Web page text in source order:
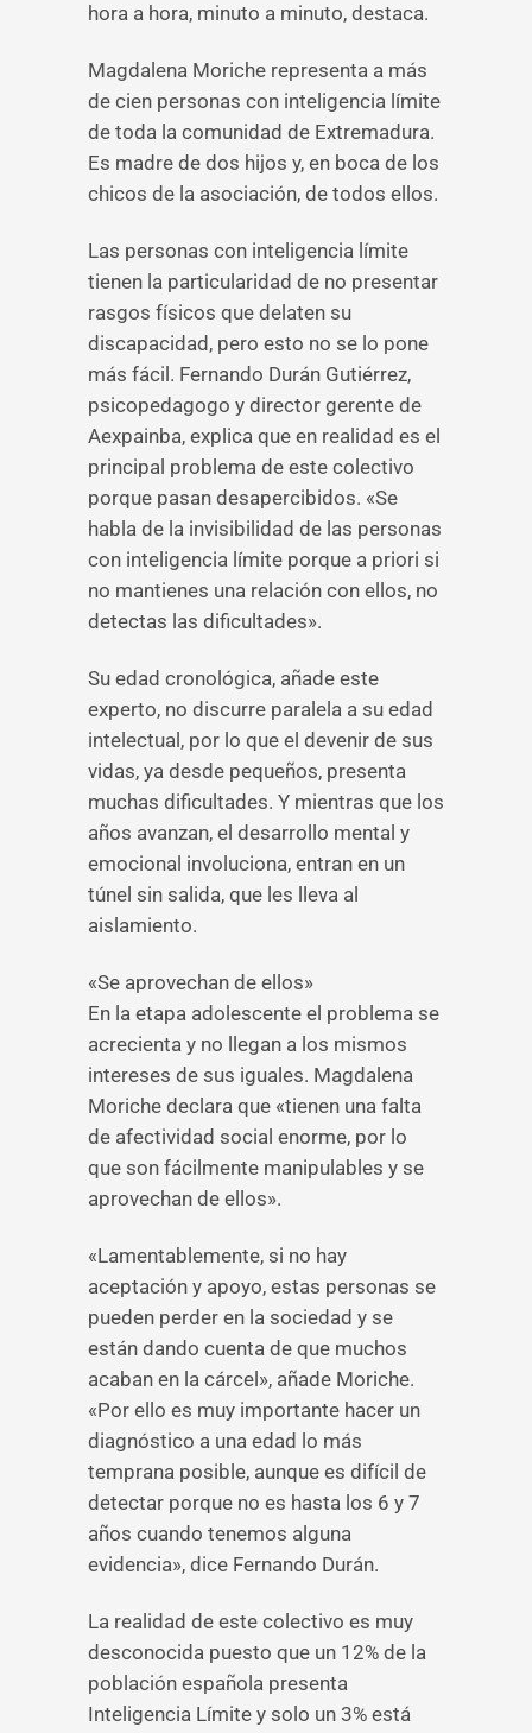
hora a hora, minuto a minuto, destaca.
Magdalena Moriche representa a más
de cien personas con inteligencia límite
de toda la comunidad de Extremadura.
Es madre de dos hijos y, en boca de los
chicos de la asociación, de todos ellos.
Las personas con inteligencia límite
tienen la particularidad de no presentar
rasgos físicos que delaten su
discapacidad, pero esto no se lo pone
más fácil. Fernando Durán Gutiérrez,
psicopedagogo y director gerente de
Aexpainba, explica que en realidad es el
principal problema de este colectivo
porque pasan desapercibidos. «Se
habla de la invisibilidad de las personas
con inteligencia límite porque a priori si
no mantienes una relación con ellos, no
detectas las dificultades».
Su edad cronológica, añade este
experto, no discurre paralela a su edad
intelectual, por lo que el devenir de sus
vidas, ya desde pequeños, presenta
muchas dificultades. Y mientras que los
años avanzan, el desarrollo mental y
emocional involuciona, entran en un
túnel sin salida, que les lleva al
aislamiento.
«Se aprovechan de ellos»
En la etapa adolescente el problema se
acrecienta y no llegan a los mismos
intereses de sus iguales. Magdalena
Moriche declara que «tienen una falta
de afectividad social enorme, por lo
que son fácilmente manipulables y se
aprovechan de ellos».
«Lamentablemente, si no hay
aceptación y apoyo, estas personas se
pueden perder en la sociedad y se
están dando cuenta de que muchos
acaban en la cárcel», añade Moriche.
«Por ello es muy importante hacer un
diagnóstico a una edad lo más
temprana posible, aunque es difícil de
detectar porque no es hasta los 6 y 7
años cuando tenemos alguna
evidencia», dice Fernando Durán.
La realidad de este colectivo es muy
desconocida puesto que un 12% de la
población española presenta
Inteligencia Límite y solo un 3% está